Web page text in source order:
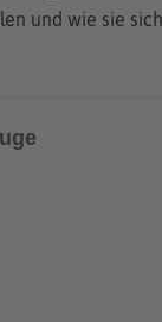
und wie sie